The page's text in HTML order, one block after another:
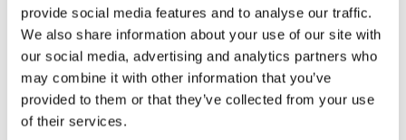
provide social media features and to analyse our traffic.
We also share information about your use of our site with
our social media, advertising and analytics partners who
may combine it with other information that you’ve
provided to them or that they’ve collected from your use
of their services.
Rukavice 10-2850, navržená pro aplikace, kde je kritická
obratnost, má konstrukci dlaně bez podšívky, která zajišťuje
vynikající hmatovou citlivost, takže je ideální pro detailní
svářečské úkoly a manipulaci s menšími součástmi. Zároveň
si rukavice zachovává spolehlivou odolnost proti teplu,